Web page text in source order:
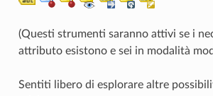
(Questi strumenti saranno attivi se i
attributo esistono e sei in modalità
Sentiti libero di esplorare altre